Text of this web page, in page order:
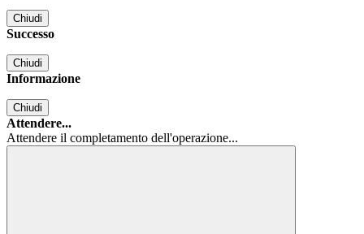
Chiudi
Successo
Chiudi
Informazione
Chiudi
Attendere...
Attendere il completamento dell'operazione...